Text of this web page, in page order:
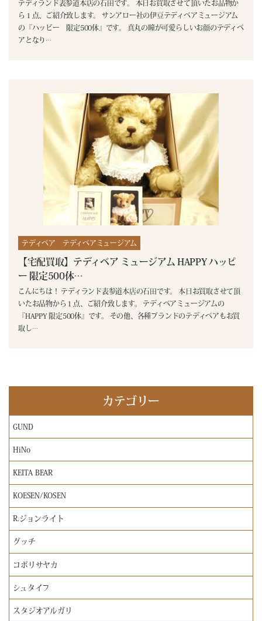
テディランド表参道本店の石田です。 本日お買取させて頂いたお品物か
ら１点、ご紹介致します。 サンアロー社の伊豆テディベアミュージアム
の『ハッピー 限定500体』です。 真丸の瞳が可愛らしいお顔のテディベ
アとなり …
テディベア テディベアミュージアム
【宅配買取】テディベア ミュージアム HAPPY ハッピ
ー 限定500体…
こんにちは！ テディランド表参道本店の石田です。 本日お買取させて頂
いたお品物から１点、ご紹介致します。 テディベアミュージアムの
『HAPPY 限定500体』です。 その他、各種ブランドのテディベアもお買
取し …
カテゴリー
GUND
HiNo
KEITA BEAR
KOESEN/KOSEN
R.ジョンライト
グッチ
コボリサヤカ
シュタイフ
スタジオアルガリ